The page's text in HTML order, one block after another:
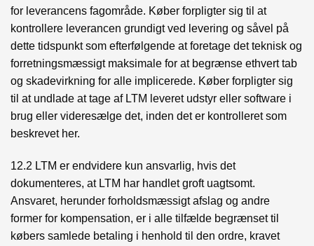
for leverancens fagområde. Køber forpligter sig til at
kontrollere leverancen grundigt ved levering og såvel på
dette tidspunkt som efterfølgende at foretage det teknisk og
forretningsmæssigt maksimale for at begrænse ethvert tab
og skadevirkning for alle implicerede. Køber forpligter sig
til at undlade at tage af LTM leveret udstyr eller software i
brug eller videresælge det, inden det er kontrolleret som
beskrevet her.
12.2 LTM er endvidere kun ansvarlig, hvis det
dokumenteres, at LTM har handlet groft uagtsomt.
Ansvaret, herunder forholdsmæssigt afslag og andre
former for kompensation, er i alle tilfælde begrænset til
købers samlede betaling i henhold til den ordre, kravet